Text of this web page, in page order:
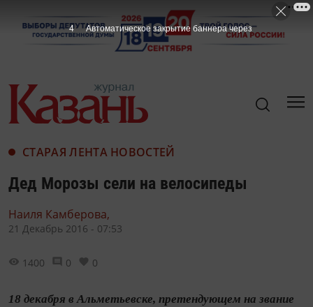
СТАРАЯ ЛЕНТА НОВОСТЕЙ
Дед Морозы сели на велосипеды
Наиля Камберова,
21 Декабрь 2016 - 07:53
1400 0 0
18 декабря в Альметьевске, претендующем на звание
3 Автоматическое закрытие баннера через